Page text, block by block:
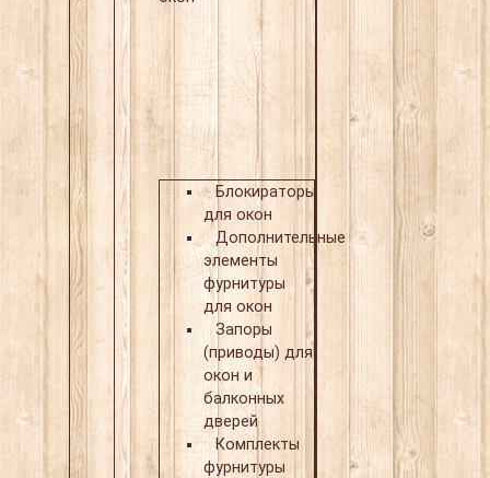
Блокираторы
для окон
Дополнительные
элементы
фурнитуры
для окон
Запоры
(приводы) для
окон и
балконных
дверей
Комплекты
фурнитуры